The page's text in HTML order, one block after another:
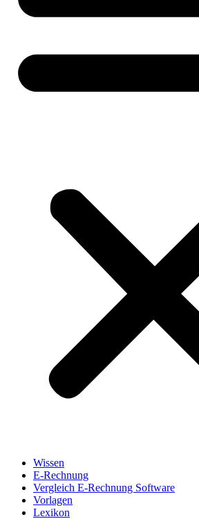
Wissen
E-Rechnung
Vergleich E-Rechnung Software
Vorlagen
Lexikon